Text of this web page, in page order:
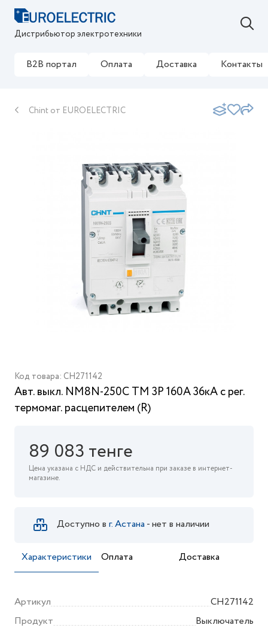
Дистрибьютор электротехники
B2B портал Оплата Доставка Контакты
Chint от EUROELECTRIC
Код товара: CH271142
Авт. выкл. NM8N-250C TM 3P 160А 36кА с рег.
термомаг. расцепителем (R)
89 083 тенге
Цена указана с НДС и действительна при заказе в интернет-
магазине.
Доступно в г. Астана - нет в наличии
Характеристики Оплата Доставка
Артикул
CH271142
Продукт
Выключатель